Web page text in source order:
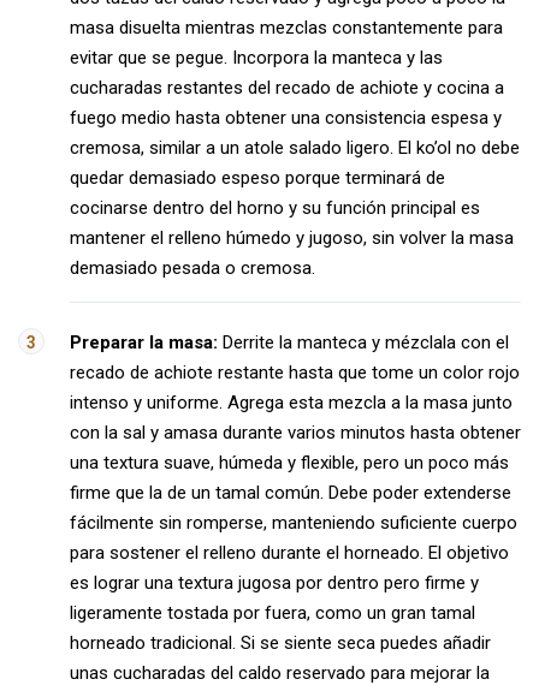
masa disuelta mientras mezclas constantemente para
evitar que se pegue. Incorpora la manteca y las
cucharadas restantes del recado de achiote y cocina a
fuego medio hasta obtener una consistencia espesa y
cremosa, similar a un atole salado ligero. El ko’ol no debe
quedar demasiado espeso porque terminará de
cocinarse dentro del horno y su función principal es
mantener el relleno húmedo y jugoso, sin volver la masa
demasiado pesada o cremosa.
Preparar la masa: Derrite la manteca y mézclala con el
recado de achiote restante hasta que tome un color rojo
intenso y uniforme. Agrega esta mezcla a la masa junto
con la sal y amasa durante varios minutos hasta obtener
una textura suave, húmeda y flexible, pero un poco más
firme que la de un tamal común. Debe poder extenderse
fácilmente sin romperse, manteniendo suficiente cuerpo
para sostener el relleno durante el horneado. El objetivo
es lograr una textura jugosa por dentro pero firme y
ligeramente tostada por fuera, como un gran tamal
horneado tradicional. Si se siente seca puedes añadir
unas cucharadas del caldo reservado para mejorar la